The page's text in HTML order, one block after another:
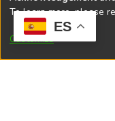
ES Soporte
To learn more, please
Customize